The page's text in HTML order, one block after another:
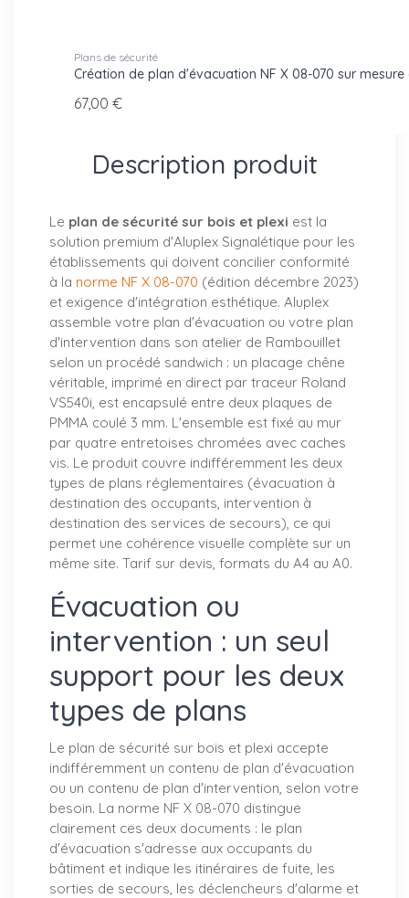
Description produit
Le plan de sécurité sur bois et plexi est la
solution premium d'Aluplex Signalétique pour les
établissements qui doivent concilier conformité
à la norme NF X 08-070 (édition décembre 2023)
et exigence d'intégration esthétique. Aluplex
assemble votre plan d'évacuation ou votre plan
d'intervention dans son atelier de Rambouillet
selon un procédé sandwich : un placage chêne
véritable, imprimé en direct par traceur Roland
VS540i, est encapsulé entre deux plaques de
PMMA coulé 3 mm. L'ensemble est fixé au mur
par quatre entretoises chromées avec caches
vis. Le produit couvre indifféremment les deux
types de plans réglementaires (évacuation à
destination des occupants, intervention à
destination des services de secours), ce qui
permet une cohérence visuelle complète sur un
même site. Tarif sur devis, formats du A4 au A0.
Évacuation ou
intervention : un seul
support pour les deux
types de plans
Le plan de sécurité sur bois et plexi accepte
indifféremment un contenu de plan d'évacuation
ou un contenu de plan d'intervention, selon votre
besoin. La norme NF X 08-070 distingue
clairement ces deux documents : le plan
d'évacuation s'adresse aux occupants du
bâtiment et indique les itinéraires de fuite, les
sorties de secours, les déclencheurs d'alarme et
Plans de sécurité
Création de plan d'évacuation NF X 08-070 sur mesure
67,00 €